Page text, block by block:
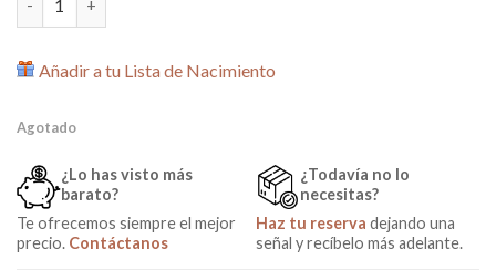
Añadir a tu Lista de Nacimiento
Agotado
¿Lo has visto más
barato?
Te ofrecemos siempre el mejor
precio. Contáctanos
¿Todavía no lo
necesitas?
Haz tu reserva dejando una
señal y recíbelo más adelante.